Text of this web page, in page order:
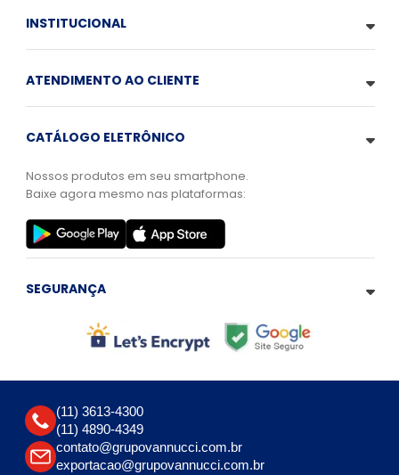
INSTITUCIONAL
ATENDIMENTO AO CLIENTE
CATÁLOGO ELETRÔNICO
Nossos produtos em seu smartphone.
Baixe agora mesmo nas plataformas:
SEGURANÇA
(11) 3613-4300
(11) 4890-4349
contato@grupovannucci.com.br
exportacao@grupovannucci.com.br